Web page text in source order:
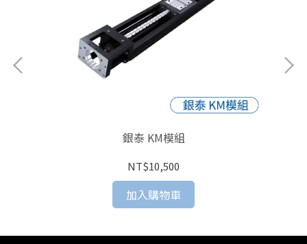
銀泰 KM模組
NT$10,500
加入購物車